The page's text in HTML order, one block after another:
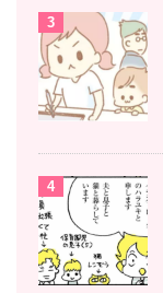
3
4